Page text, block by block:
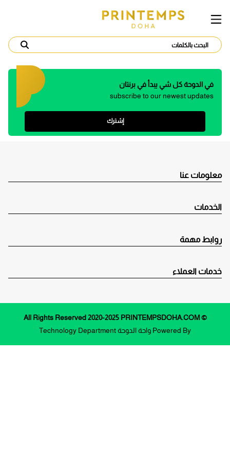
في الدوحة كل شي يبدأ في برنتان
subscribe to our newest updates
إشترك
معلومات عنا
الخدمات
روابط مهمة
خدمات العملاء
© All Rights Reserved 2020-2025 PRINTEMPSDOHA.COM
Powered By واحة الدوحة